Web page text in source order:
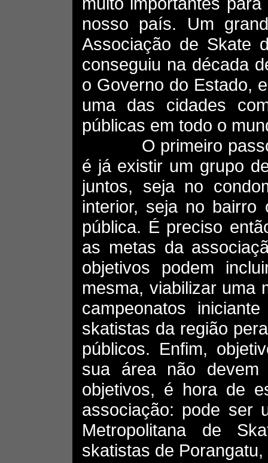
nosso país. Um
Associação de Skate
conseguiu na década
o Governo do Estado,
uma das cidades
públicas em todo o
O primeiro passo
é já existir um grupo
juntos, seja no
interior, seja no bairro
pública. É preciso
as metas da
objetivos podem
mesma, viabilizar uma
campeonatos
skatistas da região
públicos. Enfim,
sua área não devem
objetivos, é hora de
associação: pode ser
Metropolitana de
skatistas de